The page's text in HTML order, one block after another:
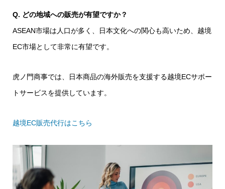
Q. どの地域への販売が有望ですか？
ASEAN市場は人口が多く、日本文化への関心も高いため、越境
EC市場として非常に有望です。
虎ノ門商事では、日本商品の海外販売を支援する越境ECサポー
トサービスを提供しています。
越境EC販売代行はこちら